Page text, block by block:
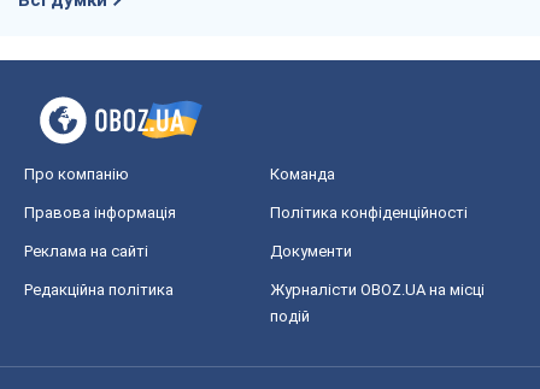
Про компанію Команда
Правова інформація Політика конфіденційності
Реклама на сайті Документи
Редакційна політика
Журналісти OBOZ.UA на місці
подій